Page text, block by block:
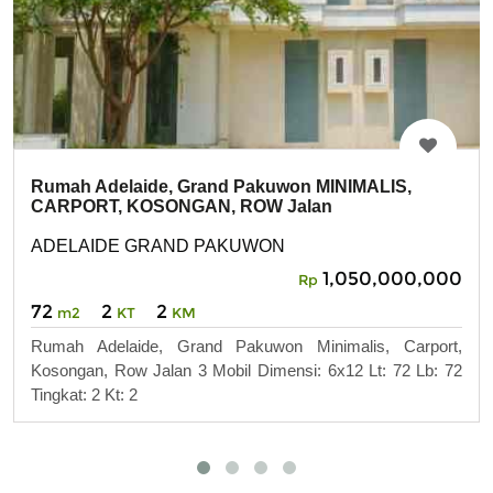
Rumah Adelaide, Grand Pakuwon MINIMALIS,
CARPORT, KOSONGAN, ROW Jalan
ADELAIDE GRAND PAKUWON
Rp 1,050,000,000
72 m2 2 KT 2 KM
Rumah Adelaide, Grand Pakuwon Minimalis, Carport,
Kosongan, Row Jalan 3 Mobil Dimensi: 6x12 Lt: 72 Lb: 72
Tingkat: 2 Kt: 2